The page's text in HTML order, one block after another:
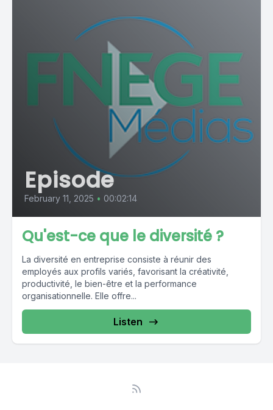
Episode
February 11, 2025 • 00:02:14
Qu'est-ce que le diversité ?
La diversité en entreprise consiste à réunir des
employés aux profils variés, favorisant la créativité,
productivité, le bien-être et la performance
organisationnelle. Elle offre...
Listen